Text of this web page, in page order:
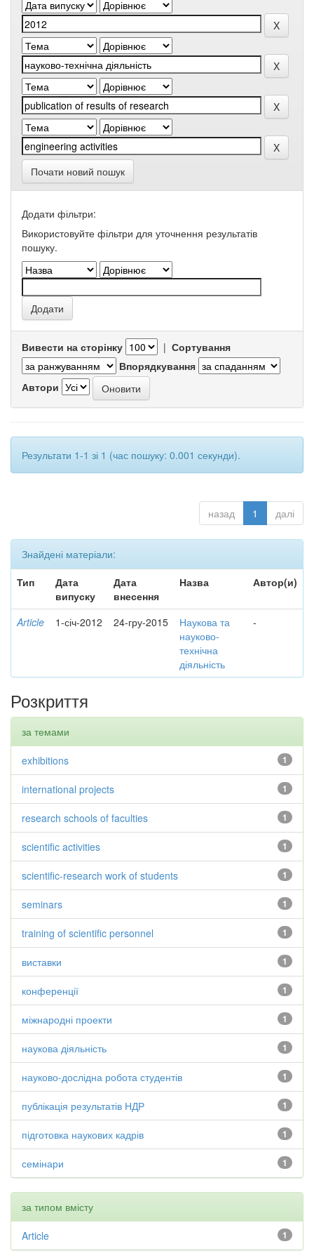
Почати новий пошук
Додати фільтри:
Використовуйте фільтри для уточнення результатів
пошуку.
Вивести на сторінку | Сортування
Впорядкування
Автори
Результати 1-1 зі 1 (час пошуку: 0.001 секунди).
назад 1 далі
Знайдені матеріали:
Тип
Дата
випуску
Дата
внесення
Назва Автор(и)
Article 1-січ-2012 24-гру-2015
Наукова та
науково-
технічна
діяльність
-
Розкриття
за темами
1
exhibitions
1
international projects
1
research schools of faculties
1
scientific activities
1
scientific-research work of students
1
seminars
1
training of scientific personnel
1
виставки
1
конференції
1
міжнародні проекти
1
наукова діяльність
1
науково-дослідна робота студентів
1
публікація результатів НДР
1
підготовка наукових кадрів
1
семінари
за типом вмісту
1
Article